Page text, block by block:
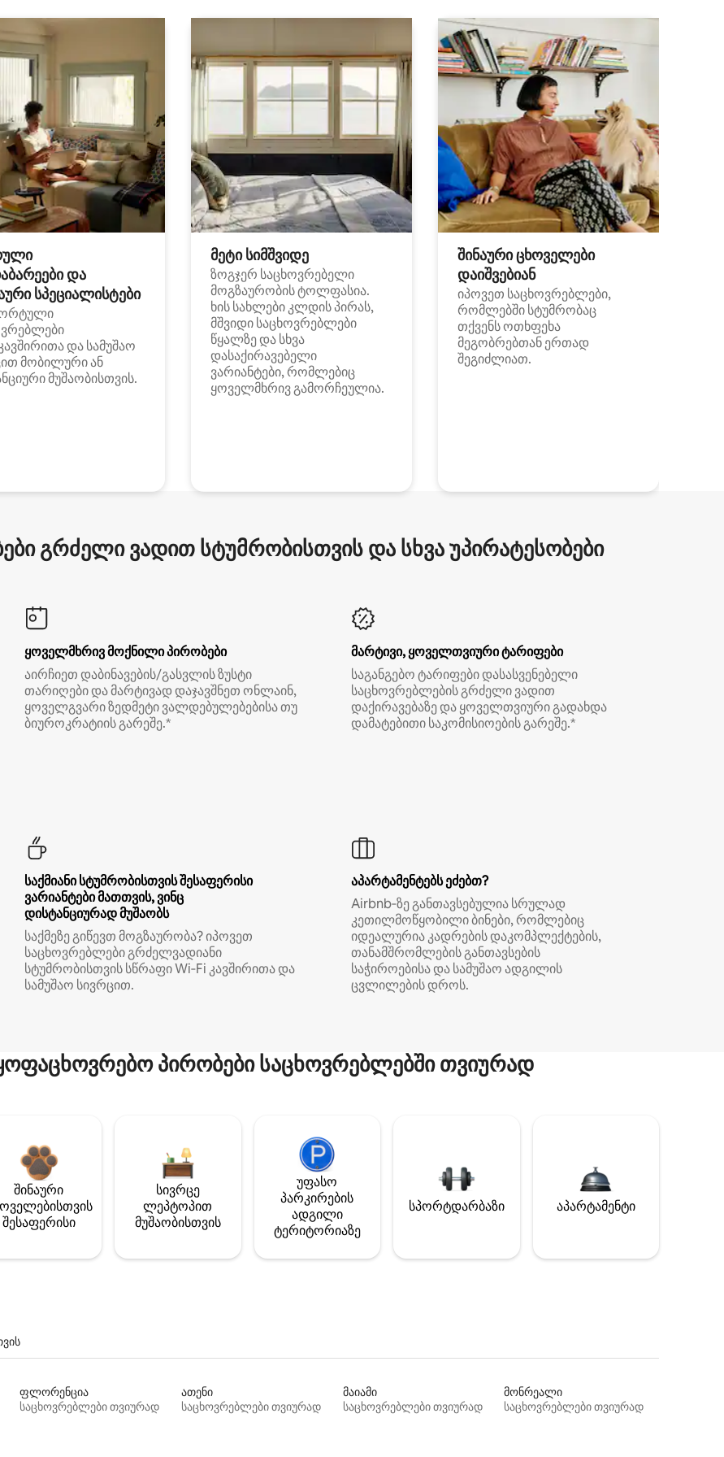
და
სპეციალისტები
და სამუშაო
მობილური ან
მუშაობისთვის.
მეტი სიმშვიდე
ზოგჯერ საცხოვრებელი
მოგზაურობის ტოლფასია.
ხის სახლები კლდის პირას,
მშვიდი საცხოვრებლები
წყალზე და სხვა
დასაქირავებელი
ვარიანტები, რომლებიც
ყოველმხრივ გამორჩეულია.
შინაური ცხოველები
დაიშვებიან
იპოვეთ საცხოვრებლები,
რომლებში სტუმრობაც
თქვენს ოთხფეხა
მეგობრებთან ერთად
შეგიძლიათ.
გრძელი ვადით სტუმრობისთვის და სხვა უპირატესობები
ყოველმხრივ მოქნილი პირობები
აირჩიეთ დაბინავების/გასვლის ზუსტი
თარიღები და მარტივად დაჯავშნეთ ონლაინ,
ყოველგვარი ზედმეტი ვალდებულებებისა თუ
ბიუროკრატიის გარეშე.*
მარტივი, ყოველთვიური ტარიფები
საგანგებო ტარიფები დასასვენებელი
საცხოვრებლების გრძელი ვადით
დაქირავებაზე და ყოველთვიური გადახდა
დამატებითი საკომისიოების გარეშე.*
საქმიანი სტუმრობისთვის შესაფერისი
ვარიანტები მათთვის, ვინც
დისტანციურად მუშაობს
საქმეზე გიწევთ მოგზაურობა? იპოვეთ
საცხოვრებლები გრძელვადიანი
სტუმრობისთვის სწრაფი Wi‑Fi კავშირითა და
სამუშაო სივრცით.
აპარტამენტებს ეძებთ?
Airbnb‑ზე განთავსებულია სრულად
კეთილმოწყობილი ბინები, რომლებიც
იდეალურია კადრების დაკომპლექტების,
თანამშრომლების განთავსების
საჭიროებისა და სამუშაო ადგილის
ცვლილების დროს.
პირობები საცხოვრებლებში თვიურად
შინაური
შესაფერისი
სივრცე
ლეპტოპით
მუშაობისთვის
უფასო
პარკირების
ადგილი
ტერიტორიაზე
სპორტდარბაზი აპარტამენტი
ფლორენცია
საცხოვრებლები თვიურად
ათენი
საცხოვრებლები თვიურად
მაიამი
საცხოვრებლები თვიურად
მონრეალი
საცხოვრებლები თვიურად